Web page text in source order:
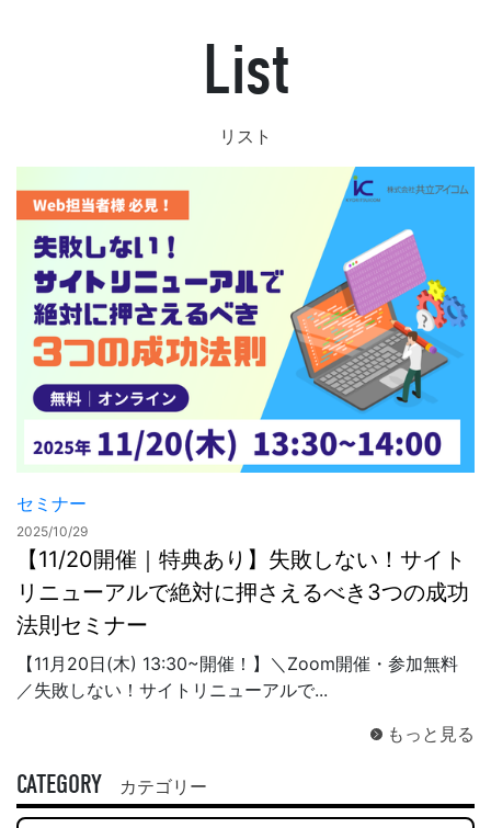
採用情報
List
リスト
セミナー
2025/10/29
【11/20開催｜特典あり】失敗しない！サイト
リニューアルで絶対に押さえるべき3つの成功
法則セミナー
【11月20日(木) 13:30~開催！】＼Zoom開催・参加無料
／失敗しない！サイトリニューアルで...
もっと見る
CATEGORY カテゴリー